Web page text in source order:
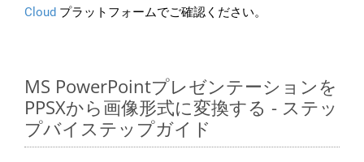
Cloud プラットフォームでご確認ください。
MS PowerPointプレゼンテーションを
PPSXから画像形式に変換する - ステッ
プバイステップガイド